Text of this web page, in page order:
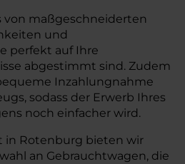
von maßgeschneiderten
und
perfekt auf Ihre
abgestimmt sind. Zudem
Inzahlungnahme
sodass der Erwerb Ihres
noch einfacher wird.
in Rotenburg bieten wir
an Gebrauchtwagen, die